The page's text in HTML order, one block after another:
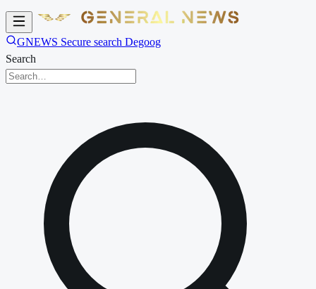
GNEWS Secure search Degoog
Search